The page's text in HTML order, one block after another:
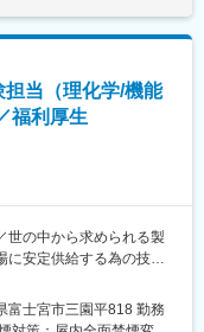
、その理念へ向けて着実
たる地位を築き上げて
様からのご意見を製品開
技術基盤を維持しており
躍を期待しております。
間のばらつきはございま
10hほどと働きやすい環
担当（理化学/機能
福利厚生
世の中から求められる製
安定供給する為の技術
、最初は10名ほどをま
きます（ルーチンワーク
富士宮市三園平818 勤務